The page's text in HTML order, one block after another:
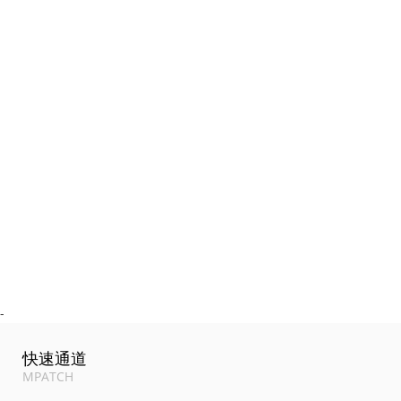
-
快速通道
MPATCH